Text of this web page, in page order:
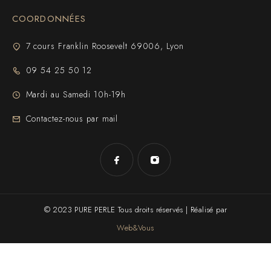
COORDONNÉES
7 cours Franklin Roosevelt 69006, Lyon
09 54 25 50 12
Mardi au Samedi 10h-19h
Contactez-nous par mail
© 2023 PURE PERLE Tous droits réservés | Réalisé par
Web&Vous